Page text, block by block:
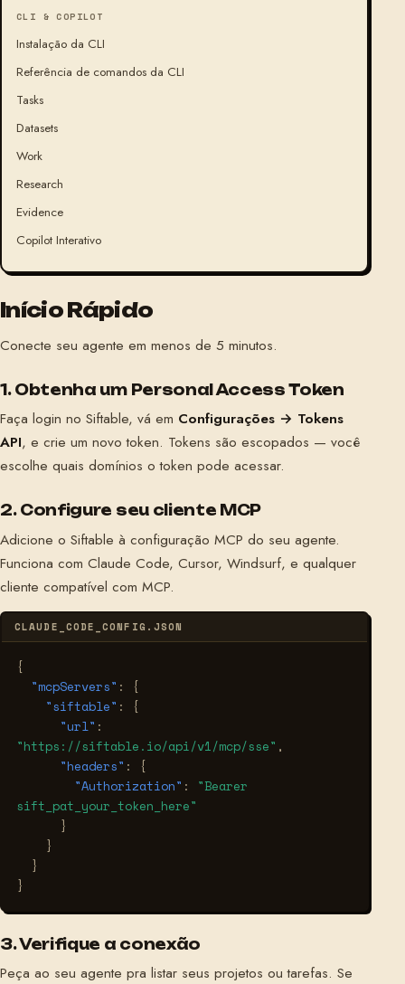
CLI & COPILOT
Instalação da CLI
Referência de comandos da CLI
Tasks
Datasets
Work
Research
Evidence
Copilot Interativo
Início Rápido
Conecte seu agente em menos de 5 minutos.
1. Obtenha um Personal Access Token
Faça login no Siftable, vá em Configurações → Tokens
API, e crie um novo token. Tokens são escopados — você
escolhe quais domínios o token pode acessar.
2. Configure seu cliente MCP
Adicione o Siftable à configuração MCP do seu agente.
Funciona com Claude Code, Cursor, Windsurf, e qualquer
cliente compatível com MCP.
CLAUDE_CODE_CONFIG.JSON
{
"mcpServers" :
{
"siftable" :
{
"url" :
"https://siftable.io/api/v1/mcp/sse" ,
"headers" :
{
"Authorization" :
"Bearer
sift_pat_your_token_here"
}
}
}
}
3. Verifique a conexão
Peça ao seu agente pra listar seus projetos ou tarefas. Se